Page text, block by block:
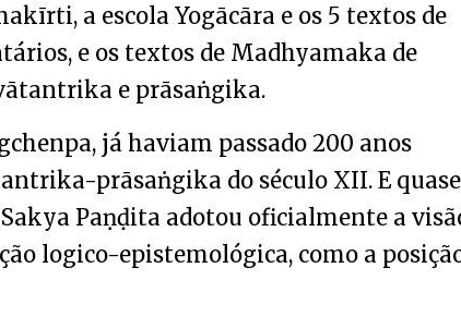
a escola Yogācāra e os 5 textos de
e os textos de Madhyamaka de
e prāsaṅgika.
já haviam passado 200 anos
prāsaṅgika do século XII. E quase
Paṇḍita adotou oficialmente a
logico-epistemológica, como a